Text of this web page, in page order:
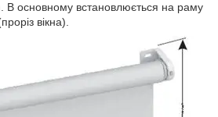
В основному встановлюється на раму
вікна).